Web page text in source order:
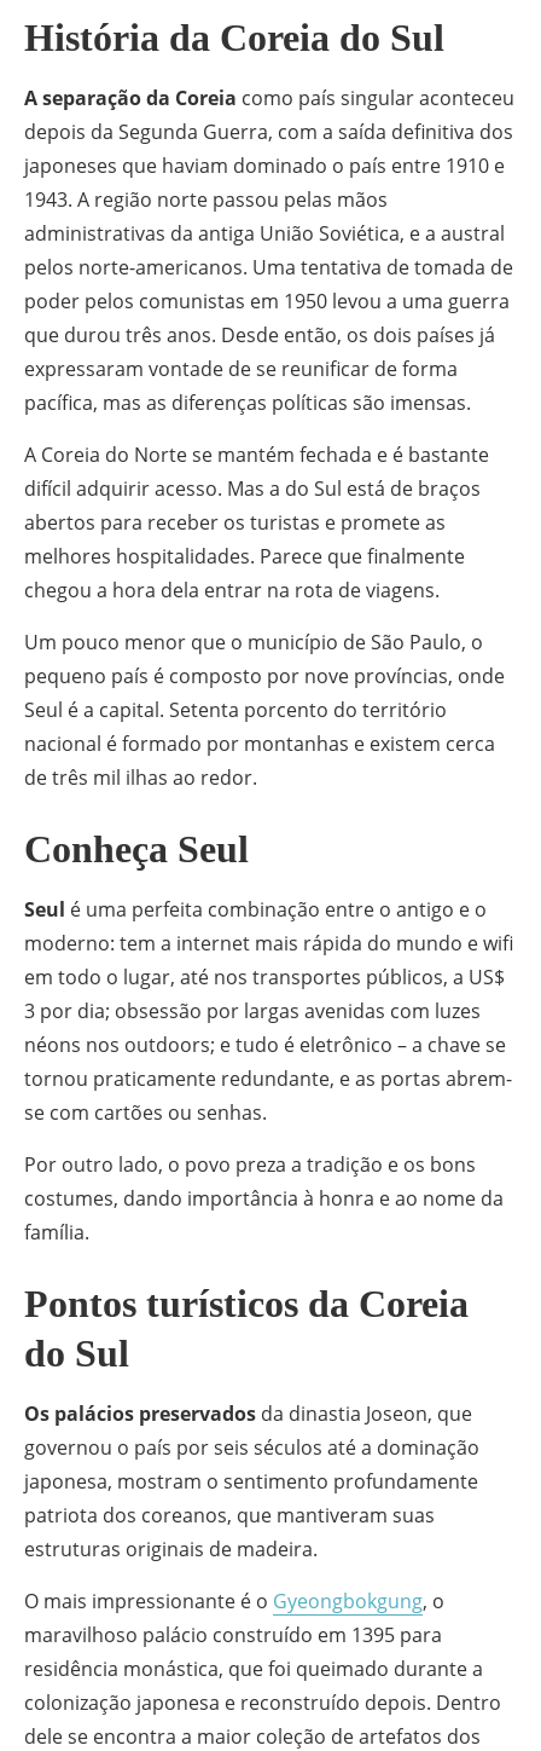
História da Coreia do Sul
A separação da Coreia como país singular aconteceu
depois da Segunda Guerra, com a saída definitiva dos
japoneses que haviam dominado o país entre 1910 e
1943. A região norte passou pelas mãos
administrativas da antiga União Soviética, e a austral
pelos norte-americanos. Uma tentativa de tomada de
poder pelos comunistas em 1950 levou a uma guerra
que durou três anos. Desde então, os dois países já
expressaram vontade de se reunificar de forma
pacífica, mas as diferenças políticas são imensas.
A Coreia do Norte se mantém fechada e é bastante
difícil adquirir acesso. Mas a do Sul está de braços
abertos para receber os turistas e promete as
melhores hospitalidades. Parece que finalmente
chegou a hora dela entrar na rota de viagens.
Um pouco menor que o município de São Paulo, o
pequeno país é composto por nove províncias, onde
Seul é a capital. Setenta porcento do território
nacional é formado por montanhas e existem cerca
de três mil ilhas ao redor.
Conheça Seul
Seul é uma perfeita combinação entre o antigo e o
moderno: tem a internet mais rápida do mundo e wifi
em todo o lugar, até nos transportes públicos, a US$
3 por dia; obsessão por largas avenidas com luzes
néons nos outdoors; e tudo é eletrônico – a chave se
tornou praticamente redundante, e as portas abrem-
se com cartões ou senhas.
Por outro lado, o povo preza a tradição e os bons
costumes, dando importância à honra e ao nome da
família.
Pontos turísticos da Coreia
do Sul
Os palácios preservados da dinastia Joseon, que
governou o país por seis séculos até a dominação
japonesa, mostram o sentimento profundamente
patriota dos coreanos, que mantiveram suas
estruturas originais de madeira.
O mais impressionante é o Gyeongbokgung, o
maravilhoso palácio construído em 1395 para
residência monástica, que foi queimado durante a
colonização japonesa e reconstruído depois. Dentro
dele se encontra a maior coleção de artefatos dos